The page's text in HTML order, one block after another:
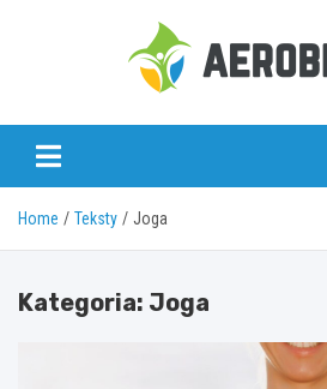
aerobics.pl
Home Teksty Joga
Kategoria: Joga